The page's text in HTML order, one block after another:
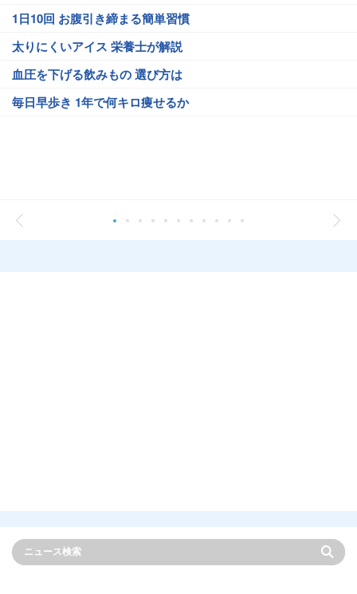
1日10回 お腹引き締まる簡単習慣
太りにくいアイス 栄養士が解説
血圧を下げる飲みもの 選び方は
毎日早歩き 1年で何キロ痩せるか